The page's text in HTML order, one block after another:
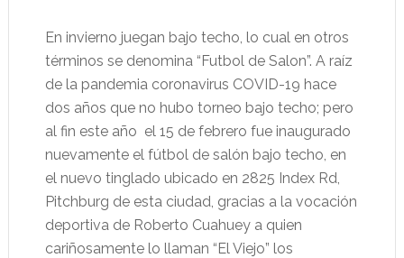
En invierno juegan bajo techo, lo cual en otros
términos se denomina “Futbol de Salon”. A raíz
de la pandemia coronavirus COVID-19 hace
dos años que no hubo torneo bajo techo; pero
al fin este año el 15 de febrero fue inaugurado
nuevamente el fútbol de salón bajo techo, en
el nuevo tinglado ubicado en 2825 Index Rd,
Pitchburg de esta ciudad, gracias a la vocación
deportiva de Roberto Cuahuey a quien
cariñosamente lo llaman “El Viejo” los